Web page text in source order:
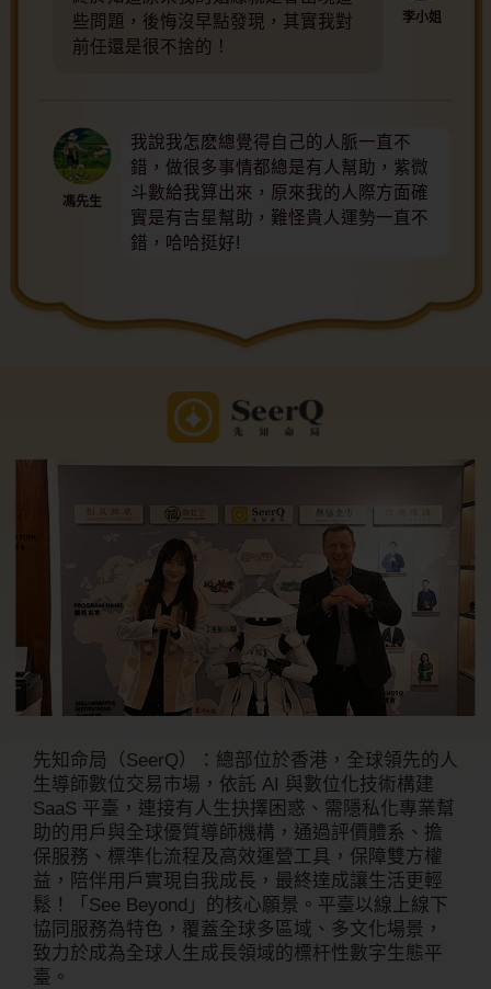
些問題，後悔沒早點發現，其實我對
前任還是很不捨的！
李小姐
馮先生
我說我怎麽總覺得自己的人脈一直不
錯，做很多事情都總是有人幫助，紫微
斗數給我算出來，原來我的人際方面確
實是有吉星幫助，難怪貴人運勢一直不
錯，哈哈挺好!
先知命局（SeerQ）：總部位於香港，全球領先的人
生導師數位交易市場，依託 AI 與數位化技術構建
SaaS 平臺，連接有人生抉擇困惑、需隱私化專業幫
助的用戶與全球優質導師機構，通過評價體系、擔
保服務、標準化流程及高效運營工具，保障雙方權
益，陪伴用戶實現自我成長，最終達成讓生活更輕
鬆！「See Beyond」的核心願景。平臺以線上線下
協同服務為特色，覆蓋全球多區域、多文化場景，
致力於成為全球人生成長領域的標杆性數字生態平
臺。